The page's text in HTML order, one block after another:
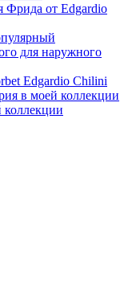
Фрида от Edgardio
для наружного
Edgardio Chilini
в моей коллекции